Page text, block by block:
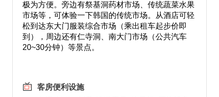
极为方便。旁边有祭基洞药材市场、传统蔬菜水果
市场等，可体验一下韩国的传统市场。从酒店可轻
松到达东大门服装综合市场（乘出租车起步价即
到），周边还有仁寺洞、南大门市场（公共汽车
20~30分钟）等景点。
客房便利设施